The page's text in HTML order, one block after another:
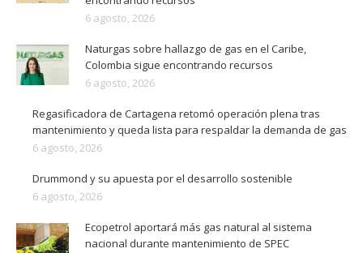
6 agosto, 2026
Naturgas sobre hallazgo de gas en el Caribe,
Colombia sigue encontrando recursos
6 agosto, 2026
Regasificadora de Cartagena retomó operación plena tras
mantenimiento y queda lista para respaldar la demanda de gas
6 agosto, 2026
Drummond y su apuesta por el desarrollo sostenible
6 agosto, 2026
Ecopetrol aportará más gas natural al sistema
nacional durante mantenimiento de SPEC